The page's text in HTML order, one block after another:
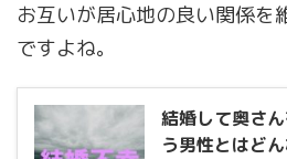
お互いが居心地の良い関係を
ですよね。
結婚して奥さ
う男性とはど